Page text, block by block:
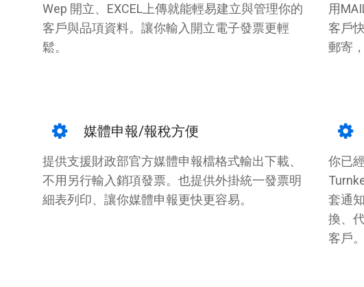
Wep 開立、EXCEL上傳就能輕易建立與管理你的
客戶與品項資料。讓你輸入開立電子發票更輕
鬆。
用
客戶
郵寄
媒體申報/報稅方便
提供支援財政部官方媒體申報檔格式輸出下載、
不用另行輸入銷項發票。也提供外掛統一發票明
細表列印、讓你媒體申報更快更容易。
你已
套通
換、
客戶。